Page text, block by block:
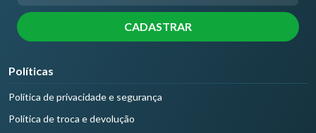
Políticas
Política de privacidade e segurança
Política de troca e devolução